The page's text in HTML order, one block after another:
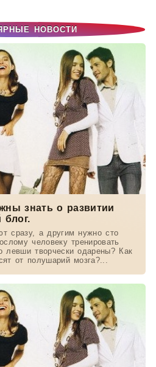
НОВОСТИ
знать о развитии
блог.
сразу, а другим нужно сто
человеку тренировать
левши творчески одарены? Как
от полушарий мозга?...